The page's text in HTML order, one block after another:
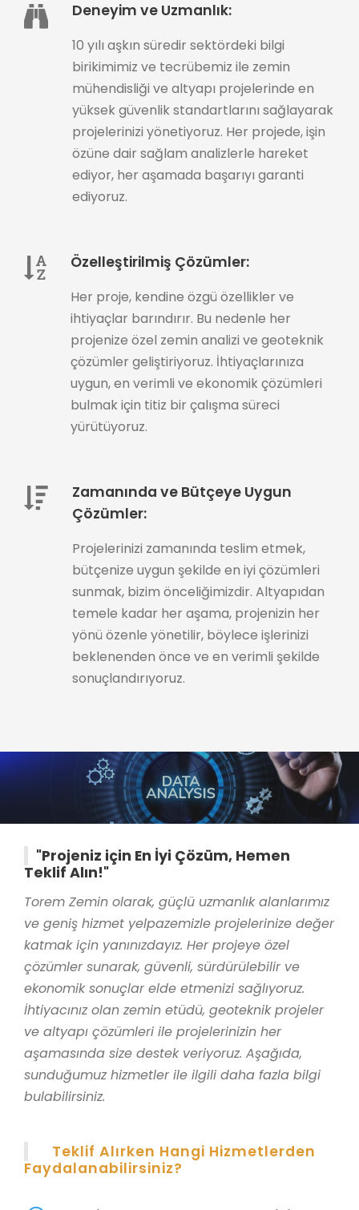
Deneyim ve Uzmanlık:
10 yılı aşkın süredir sektördeki bilgi
birikimimiz ve tecrübemiz ile zemin
mühendisliği ve altyapı projelerinde en
yüksek güvenlik standartlarını sağlayarak
projelerinizi yönetiyoruz. Her projede, işin
özüne dair sağlam analizlerle hareket
ediyor, her aşamada başarıyı garanti
ediyoruz.
Özelleştirilmiş Çözümler:
Her proje, kendine özgü özellikler ve
ihtiyaçlar barındırır. Bu nedenle her
projenize özel zemin analizi ve geoteknik
çözümler geliştiriyoruz. İhtiyaçlarınıza
uygun, en verimli ve ekonomik çözümleri
bulmak için titiz bir çalışma süreci
yürütüyoruz.
Zamanında ve Bütçeye Uygun
Çözümler:
Projelerinizi zamanında teslim etmek,
bütçenize uygun şekilde en iyi çözümleri
sunmak, bizim önceliğimizdir. Altyapıdan
temele kadar her aşama, projenizin her
yönü özenle yönetilir, böylece işlerinizi
beklenenden önce ve en verimli şekilde
sonuçlandırıyoruz.
"Projeniz için En İyi Çözüm, Hemen
Teklif Alın!"
Torem Zemin olarak, güçlü uzmanlık alanlarımız
ve geniş hizmet yelpazemizle projelerinize değer
katmak için yanınızdayız. Her projeye özel
çözümler sunarak, güvenli, sürdürülebilir ve
ekonomik sonuçlar elde etmenizi sağlıyoruz.
İhtiyacınız olan zemin etüdü, geoteknik projeler
ve altyapı çözümleri ile projelerinizin her
aşamasında size destek veriyoruz. Aşağıda,
sunduğumuz hizmetler ile ilgili daha fazla bilgi
bulabilirsiniz.
Teklif Alırken Hangi Hizmetlerden
Faydalanabilirsiniz?